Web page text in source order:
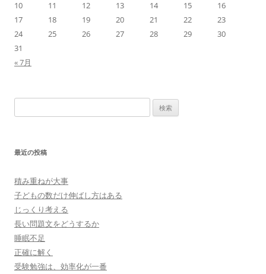
10 11 12 13 14 15
16
17
18 19 20 21 22
23
24
25 26 27 28 29
30
31
« 7月
索:
最近の投稿
積み重ねが大事
子どもの数だけ伸ばし方はある
じっくり考える
長い問題文をどうするか
睡眠不足
正確に解く
受験勉強は、効率化が一番